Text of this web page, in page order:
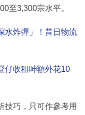
至3,300宗水平。
水炸彈」！昔日物流
仔收租呻額外花10
技巧，只可作參考用